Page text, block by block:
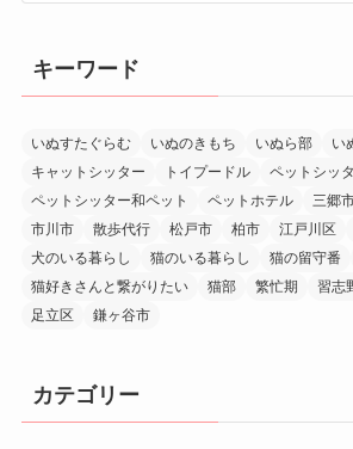
キーワード
いぬすたぐらむ いぬのきもち いぬら部
い
キャットシッター
トイプードル
ペットシッ
ペットシッター和ペット
ペットホテル 三郷
市川市
散歩代行 松戸市 柏市 江戸川区
犬のいる暮らし
猫のいる暮らし 猫の留守番
猫好きさんと繋がりたい
猫部 繁忙期 習志
足立区
鎌ヶ谷市
カテゴリー